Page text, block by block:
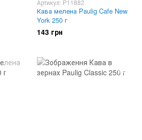
Артикул: P11882
Кава мелена Paulig Cafe New
York 250 г
143 грн